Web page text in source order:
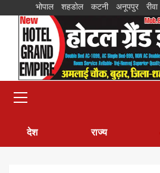
भोपाल शहडोल कटनी अनूपपुर रीवा
देश राज्य